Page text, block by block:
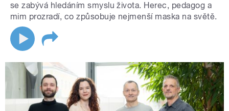
se zabývá hledáním smyslu života. Herec, pedagog a
mim prozradí, co způsobuje nejmenší maska na světě.